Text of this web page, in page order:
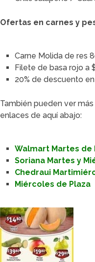
Ofertas en carnes y
Carne Molida de res
Filete de basa rojo a
20% de descuento
También pueden ver más
enlaces de aquí abajo:
Walmart Martes de
Soriana Martes y
Chedraui
Miércoles de Plaza